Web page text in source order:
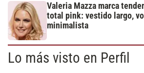
Valeria Mazza marca
total pink: vestido largo,
minimalista
Lo más visto en Perfil